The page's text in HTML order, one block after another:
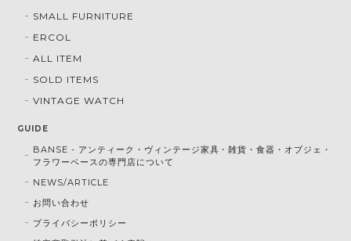
SMALL FURNITURE
ERCOL
ALL ITEM
SOLD ITEMS
VINTAGE WATCH
GUIDE
BANSE - アンティーク・ヴィンテージ家具・雑貨・食器・オブジェ・
フラワーベースの専門店について
NEWS/ARTICLE
お問い合わせ
プライバシーポリシー